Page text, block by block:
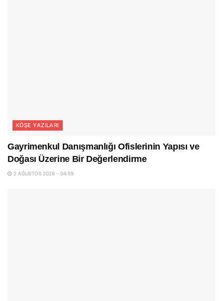
KÖŞE YAZILARI
Gayrimenkul Danışmanlığı Ofislerinin Yapısı ve
Doğası Üzerine Bir Değerlendirme
2 AĞUSTOS 2026 - 04:59